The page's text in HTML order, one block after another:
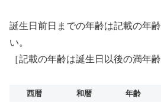
誕生日前日までの年齢は記載の年
い。
［記載の年齢は誕生日以後の満年
西暦 和暦 年齢